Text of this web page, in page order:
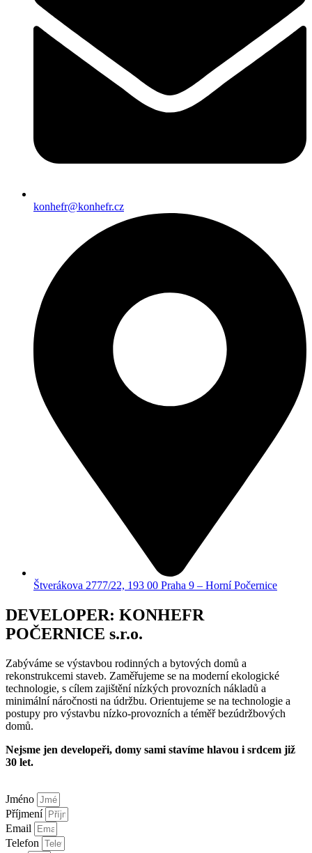
konhefr@konhefr.cz
Štverákova 2777/22, 193 00 Praha 9 – Horní Počernice
DEVELOPER: KONHEFR
POČERNICE s.r.o.
Zabýváme se výstavbou rodinných a bytových domů a
rekonstrukcemi staveb. Zaměřujeme se na moderní ekologické
technologie, s cílem zajištění nízkých provozních nákladů a
minimální náročnosti na údržbu. Orientujeme se na technologie a
postupy pro výstavbu nízko-provozních a téměř bezúdržbových
domů.
Nejsme jen developeři, domy sami stavíme hlavou i srdcem již
30 let.
Jméno
Příjmení
Email
Telefon